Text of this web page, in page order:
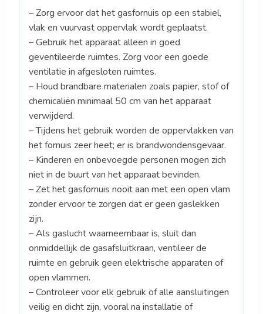
– Zorg ervoor dat het gasfornuis op een stabiel,
vlak en vuurvast oppervlak wordt geplaatst.
– Gebruik het apparaat alleen in goed
geventileerde ruimtes. Zorg voor een goede
ventilatie in afgesloten ruimtes.
– Houd brandbare materialen zoals papier, stof of
chemicaliën minimaal 50 cm van het apparaat
verwijderd.
– Tijdens het gebruik worden de oppervlakken van
het fornuis zeer heet; er is brandwondensgevaar.
– Kinderen en onbevoegde personen mogen zich
niet in de buurt van het apparaat bevinden.
– Zet het gasfornuis nooit aan met een open vlam
zonder ervoor te zorgen dat er geen gaslekken
zijn.
– Als gaslucht waarneembaar is, sluit dan
onmiddellijk de gasafsluitkraan, ventileer de
ruimte en gebruik geen elektrische apparaten of
open vlammen.
– Controleer voor elk gebruik of alle aansluitingen
veilig en dicht zijn, vooral na installatie of